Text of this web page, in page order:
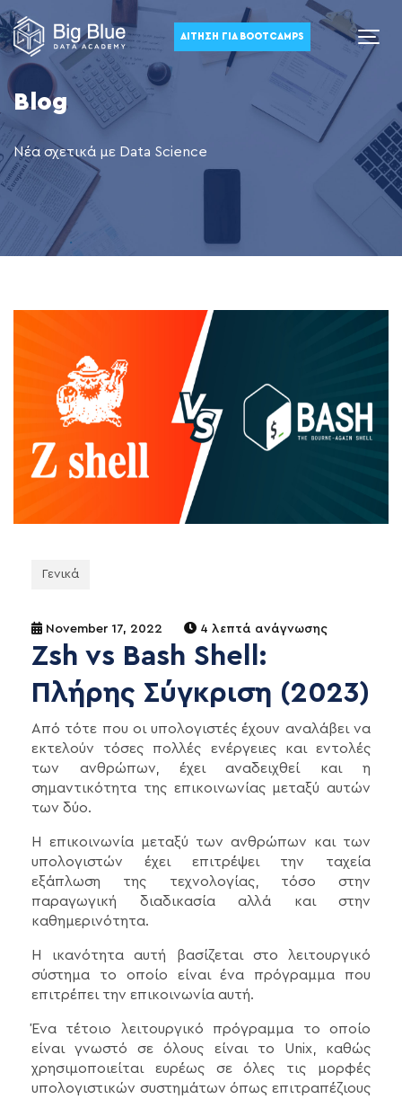
ΑΊΤΗΣΗ ΓΙΑ BOOTCAMPS
Blog
Νέα σχετικά με Data Science
Γενικά
November 17, 2022 4 λεπτά ανάγνωσης
Zsh vs Bash Shell:
Πλήρης Σύγκριση (2023)
Από τότε που οι υπολογιστές έχουν αναλάβει να
εκτελούν τόσες πολλές ενέργειες και εντολές
των ανθρώπων, έχει αναδειχθεί και η
σημαντικότητα της επικοινωνίας μεταξύ αυτών
των δύο.
Η επικοινωνία μεταξύ των ανθρώπων και των
υπολογιστών έχει επιτρέψει την ταχεία
εξάπλωση της τεχνολογίας, τόσο στην
παραγωγική διαδικασία αλλά και στην
καθημερινότητα.
Η ικανότητα αυτή βασίζεται στο λειτουργικό
σύστημα το οποίο είναι ένα πρόγραμμα που
επιτρέπει την επικοινωνία αυτή.
Ένα τέτοιο λειτουργικό πρόγραμμα το οποίο
είναι γνωστό σε όλους είναι το Unix, καθώς
χρησιμοποιείται ευρέως σε όλες τις μορφές
υπολογιστικών συστημάτων όπως επιτραπέζιους